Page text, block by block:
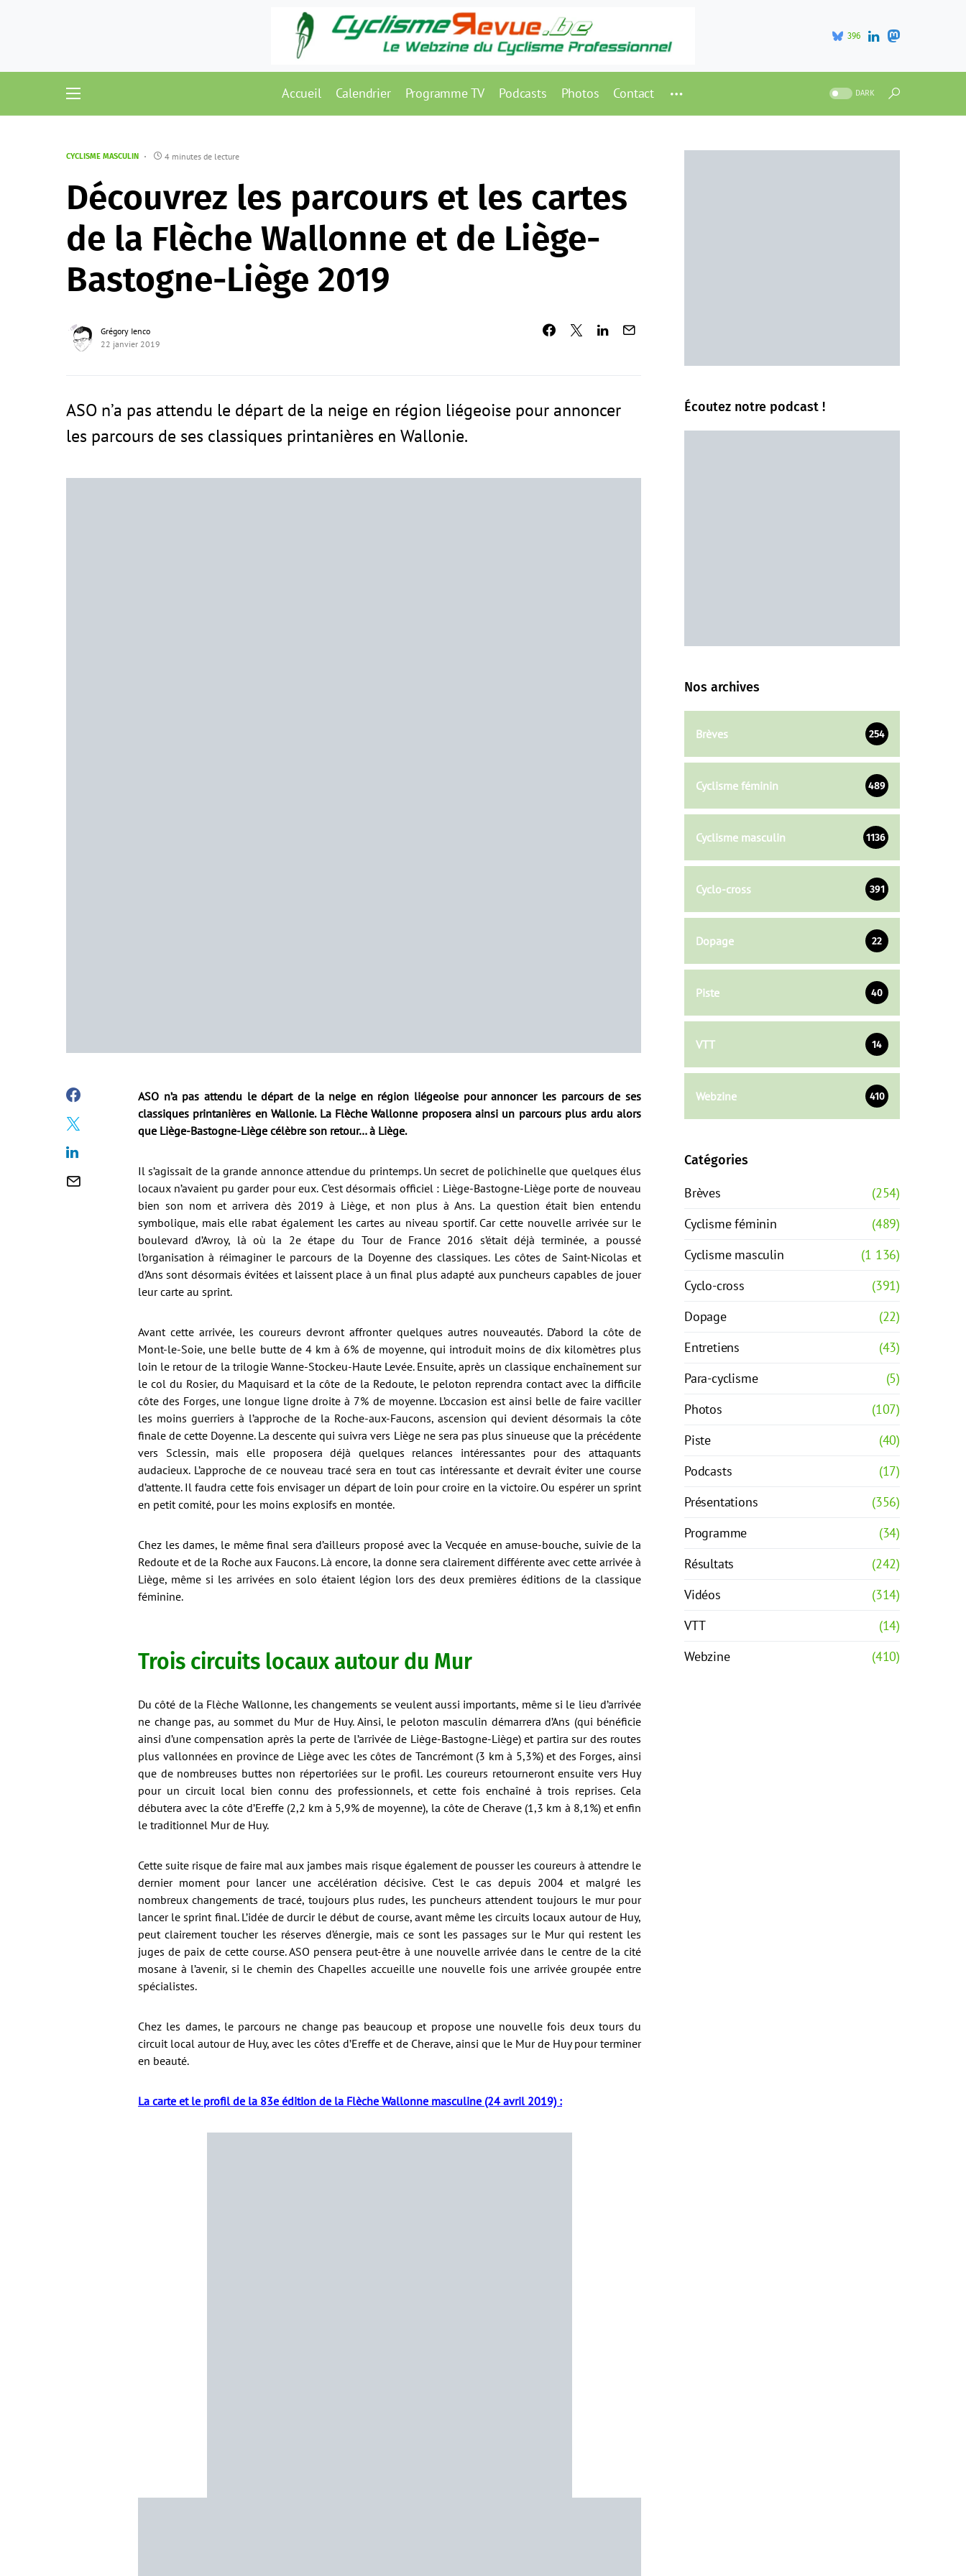
396
Accueil Calendrier Programme TV Podcasts Photos Contact DARK
CYCLISME MASCULIN 4 minutes de lecture
Découvrez les parcours et les cartes
de la Flèche Wallonne et de Liège-
Bastogne-Liège 2019
Grégory Ienco
22 janvier 2019
ASO n’a pas attendu le départ de la neige en région liégeoise pour annoncer
les parcours de ses classiques printanières en Wallonie.
ASO n’a pas attendu le départ de la neige en région liégeoise pour annoncer les parcours de ses
classiques printanières en Wallonie. La Flèche Wallonne proposera ainsi un parcours plus ardu alors
que Liège-Bastogne-Liège célèbre son retour… à Liège.
Il s’agissait de la grande annonce attendue du printemps. Un secret de polichinelle que quelques élus
locaux n’avaient pu garder pour eux. C’est désormais officiel : Liège-Bastogne-Liège porte de nouveau
bien son nom et arrivera dès 2019 à Liège, et non plus à Ans. La question était bien entendu
symbolique, mais elle rabat également les cartes au niveau sportif. Car cette nouvelle arrivée sur le
boulevard d’Avroy, là où la 2e étape du Tour de France 2016 s’était déjà terminée, a poussé
l’organisation à réimaginer le parcours de la Doyenne des classiques. Les côtes de Saint-Nicolas et
d’Ans sont désormais évitées et laissent place à un final plus adapté aux puncheurs capables de jouer
leur carte au sprint.
Avant cette arrivée, les coureurs devront affronter quelques autres nouveautés. D’abord la côte de
Mont-le-Soie, une belle butte de 4 km à 6% de moyenne, qui introduit moins de dix kilomètres plus
loin le retour de la trilogie Wanne-Stockeu-Haute Levée. Ensuite, après un classique enchaînement sur
le col du Rosier, du Maquisard et la côte de la Redoute, le peloton reprendra contact avec la difficile
côte des Forges, une longue ligne droite à 7% de moyenne. L’occasion est ainsi belle de faire vaciller
les moins guerriers à l’approche de la Roche-aux-Faucons, ascension qui devient désormais la côte
finale de cette Doyenne. La descente qui suivra vers Liège ne sera pas plus sinueuse que la précédente
vers Sclessin, mais elle proposera déjà quelques relances intéressantes pour des attaquants
audacieux. L’approche de ce nouveau tracé sera en tout cas intéressante et devrait éviter une course
d’attente. Il faudra cette fois envisager un départ de loin pour croire en la victoire. Ou espérer un sprint
en petit comité, pour les moins explosifs en montée.
Chez les dames, le même final sera d’ailleurs proposé avec la Vecquée en amuse-bouche, suivie de la
Redoute et de la Roche aux Faucons. Là encore, la donne sera clairement différente avec cette arrivée à
Liège, même si les arrivées en solo étaient légion lors des deux premières éditions de la classique
féminine.
Trois circuits locaux autour du Mur
Du côté de la Flèche Wallonne, les changements se veulent aussi importants, même si le lieu d’arrivée
ne change pas, au sommet du Mur de Huy. Ainsi, le peloton masculin démarrera d’Ans (qui bénéficie
ainsi d’une compensation après la perte de l’arrivée de Liège-Bastogne-Liège) et partira sur des routes
plus vallonnées en province de Liège avec les côtes de Tancrémont (3 km à 5,3%) et des Forges, ainsi
que de nombreuses buttes non répertoriées sur le profil. Les coureurs retourneront ensuite vers Huy
pour un circuit local bien connu des professionnels, et cette fois enchaîné à trois reprises. Cela
débutera avec la côte d’Ereffe (2,2 km à 5,9% de moyenne), la côte de Cherave (1,3 km à 8,1%) et enfin
le traditionnel Mur de Huy.
Cette suite risque de faire mal aux jambes mais risque également de pousser les coureurs à attendre le
dernier moment pour lancer une accélération décisive. C’est le cas depuis 2004 et malgré les
nombreux changements de tracé, toujours plus rudes, les puncheurs attendent toujours le mur pour
lancer le sprint final. L’idée de durcir le début de course, avant même les circuits locaux autour de Huy,
peut clairement toucher les réserves d’énergie, mais ce sont les passages sur le Mur qui restent les
juges de paix de cette course. ASO pensera peut-être à une nouvelle arrivée dans le centre de la cité
mosane à l’avenir, si le chemin des Chapelles accueille une nouvelle fois une arrivée groupée entre
spécialistes.
Chez les dames, le parcours ne change pas beaucoup et propose une nouvelle fois deux tours du
circuit local autour de Huy, avec les côtes d’Ereffe et de Cherave, ainsi que le Mur de Huy pour terminer
en beauté.
La carte et le profil de la 83e édition de la Flèche Wallonne masculine (24 avril 2019) :
Écoutez notre podcast !
Nos archives
Brèves 254
Cyclisme féminin 489
Cyclisme masculin 1136
Cyclo-cross 391
Dopage 22
Piste 40
VTT 14
Webzine 410
Catégories
Brèves
(254)
Cyclisme féminin
(489)
Cyclisme masculin
(1 136)
Cyclo-cross
(391)
Dopage
(22)
Entretiens
(43)
Para-cyclisme
(5)
Photos
(107)
Piste
(40)
Podcasts
(17)
Présentations
(356)
Programme
(34)
Résultats
(242)
Vidéos
(314)
VTT
(14)
Webzine
(410)